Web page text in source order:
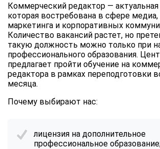
Коммерческий редактор —
которая востребована в сфере медиа,
маркетинга и корпоративных
Количество вакансий растет, но
такую должность можно только при
профессионального образования.
предлагает пройти обучение на
редактора в рамках переподготовки
месяца.
Почему выбирают нас:
лицензия на дополнительное
профессиональное